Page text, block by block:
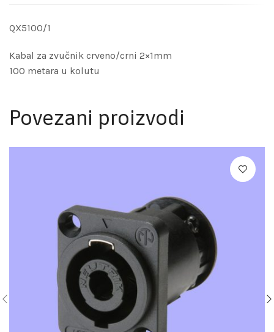
QX5100/1
Kabal za zvučnik crveno/crni 2×1mm
100 metara u kolutu
Povezani proizvodi